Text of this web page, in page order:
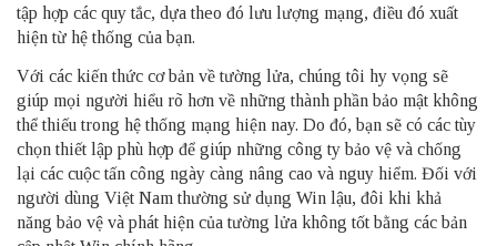
tập hợp các quy tắc, dựa theo đó lưu lượng mạng, điều đó xuất
hiện từ hệ thống của bạn.
Với các kiến ​​thức cơ bản về tường lửa, chúng tôi hy vọng sẽ
giúp mọi người hiểu rõ hơn về những thành phần bảo mật không
thể thiếu trong hệ thống mạng hiện nay. Do đó, bạn sẽ có các tùy
chọn thiết lập phù hợp để giúp những công ty bảo vệ và chống
lại các cuộc tấn công ngày càng nâng cao và nguy hiểm. Đối với
người dùng Việt Nam thường sử dụng Win lậu, đôi khi khả
năng bảo vệ và phát hiện của tường lửa không tốt bằng các bản